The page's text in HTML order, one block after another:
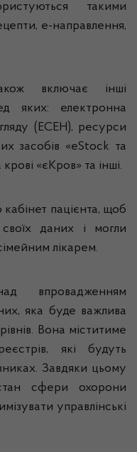
такими
е-направлення,
включає інші
яких: електронна
(ЕСЕН), ресурси
засобів «eStock та
«єКров» та інші.
пацієнта, щоб
даних і могли
лікарем.
впровадженням
яка буде важлива
Вона міститиме
які будуть
Завдяки цьому
сфери охорони
управлінські